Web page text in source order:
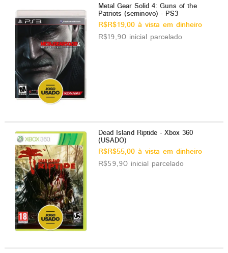
Metal Gear Solid 4: Guns of the
Patriots (seminovo) - PS3
R$R$19,00 à vista em dinheiro
R$19,90 inicial parcelado
Dead Island Riptide - Xbox 360
(USADO)
R$R$55,00 à vista em dinheiro
R$59,90 inicial parcelado